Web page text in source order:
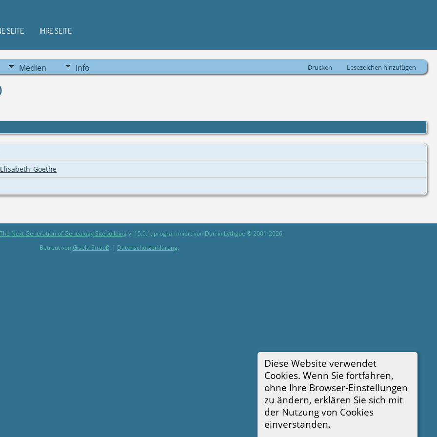
SEITE IHRE SEITE
Medien Info Drucken Lesezeichen hinzufügen
Diese Website verwendet
Cookies. Wenn Sie fortfahren,
ohne Ihre Browser-Einstellungen
zu ändern, erklären Sie sich mit
der Nutzung von Cookies
einverstanden.
The Next Generation of Genealogy Sitebuilding v. 15.0.1, programmiert von Darrin Lythgoe © 2001-2026.
Betreut von Gisela Strauß. | Datenschutzerklärung.